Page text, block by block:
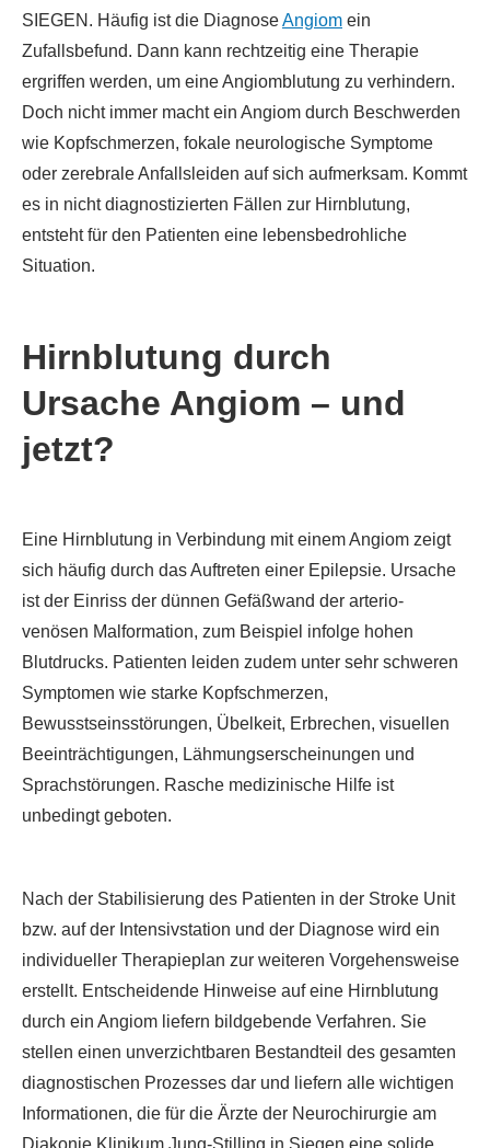
SIEGEN. Häufig ist die DiagnoseAngiom ein
Zufallsbefund. Dann kann rechtzeitig eine Therapie
ergriffen werden, um eine Angiomblutung zu verhindern.
Doch nicht immer macht ein Angiom durch Beschwerden
wie Kopfschmerzen, fokale neurologische Symptome
oder zerebrale Anfallsleiden auf sich aufmerksam. Kommt
es in nicht diagnostizierten Fällen zur Hirnblutung,
entsteht für den Patienten eine lebensbedrohliche
Situation.
Hirnblutung durch
Ursache Angiom – und
jetzt?
Eine Hirnblutung in Verbindung mit einem Angiom zeigt
sich häufig durch das Auftreten einer Epilepsie. Ursache
ist der Einriss der dünnen Gefäßwand der arterio-
venösen Malformation, zum Beispiel infolge hohen
Blutdrucks. Patienten leiden zudem unter sehr schweren
Symptomen wie starke Kopfschmerzen,
Bewusstseinsstörungen, Übelkeit, Erbrechen, visuellen
Beeinträchtigungen, Lähmungserscheinungen und
Sprachstörungen. Rasche medizinische Hilfe ist
unbedingt geboten.
Nach der Stabilisierung des Patienten in der Stroke Unit
bzw. auf der Intensivstation und der Diagnose wird ein
individueller Therapieplan zur weiteren Vorgehensweise
erstellt. Entscheidende Hinweise auf eine Hirnblutung
durch ein Angiom liefern bildgebende Verfahren. Sie
stellen einen unverzichtbaren Bestandteil des gesamten
diagnostischen Prozesses dar und liefern alle wichtigen
Informationen, die für die Ärzte der Neurochirurgie am
Diakonie Klinikum Jung-Stilling in Siegen eine solide